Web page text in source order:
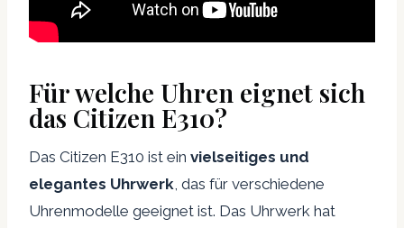
Für welche Uhren eignet sich
das Citizen E310?
Das Citizen E310 ist ein vielseitiges und
elegantes Uhrwerk, das für verschiedene
Uhrenmodelle geeignet ist. Das Uhrwerk hat